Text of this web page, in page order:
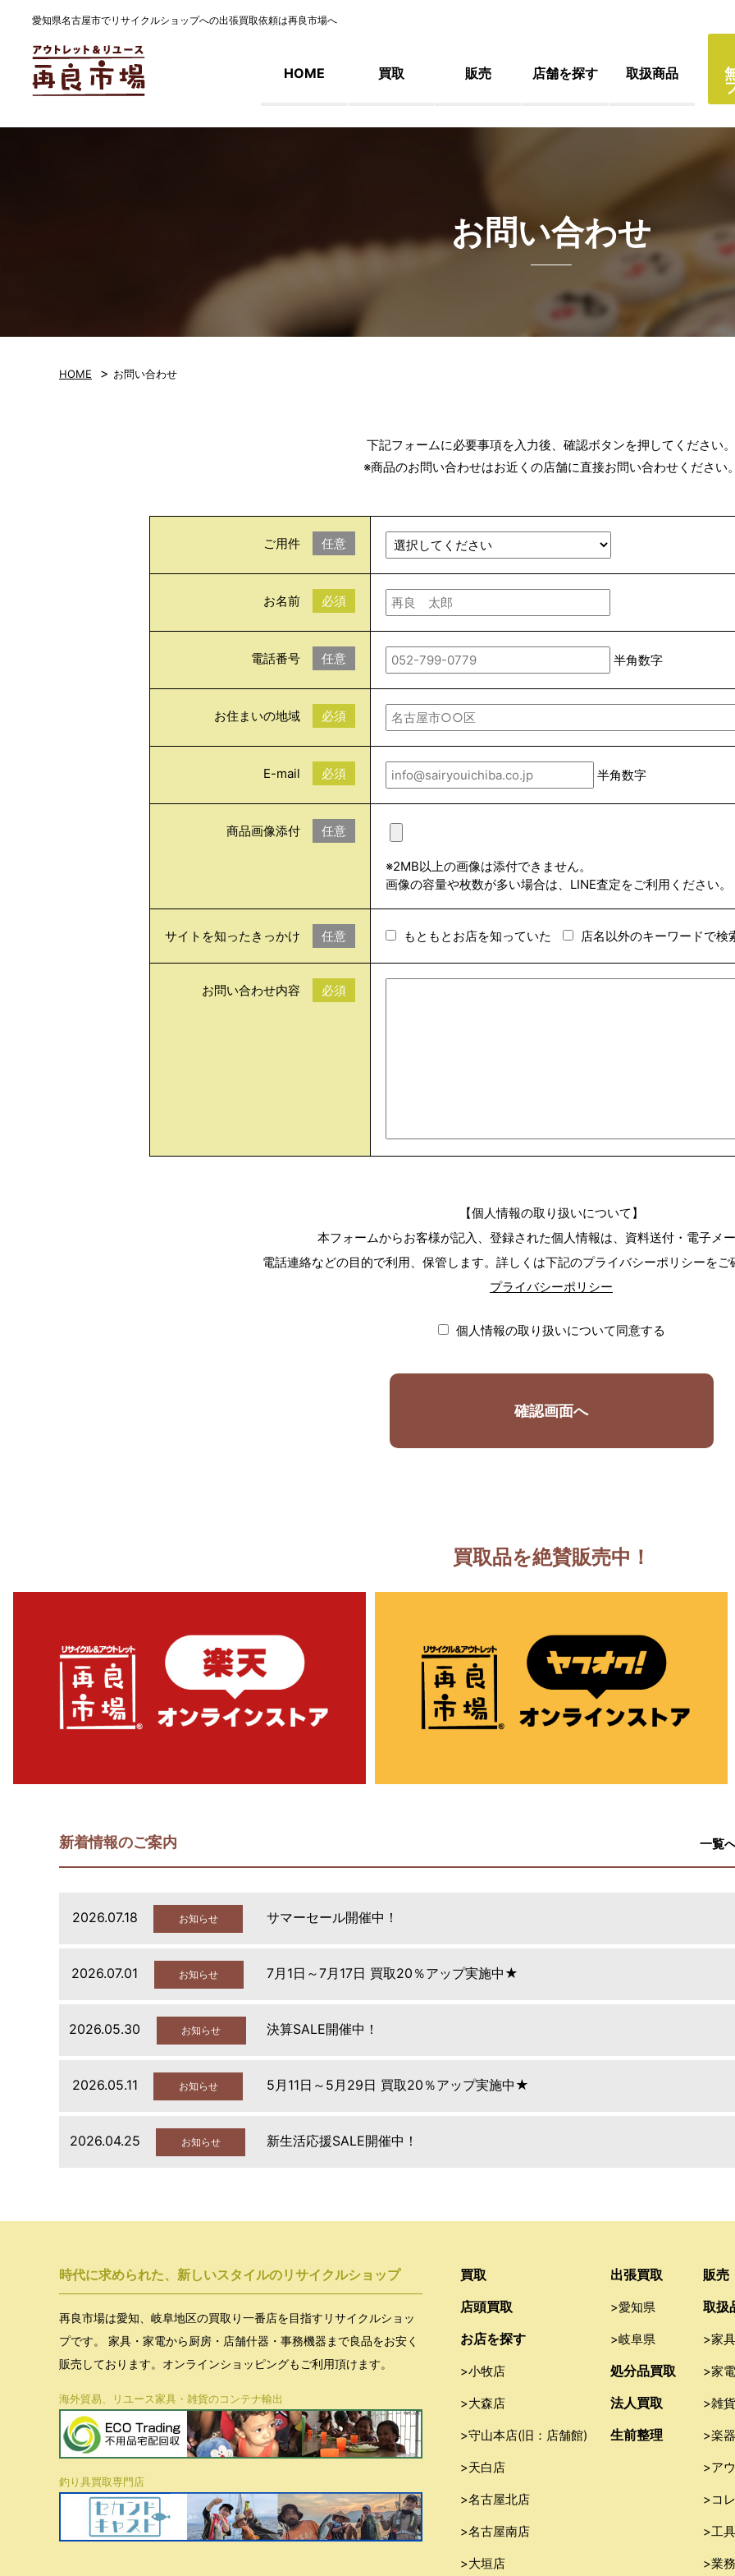
愛知県名古屋市でリサイクルショップへの出張買取依頼は再良市場へ
HOME 買取 販売 店舗を探す 取扱商品
お問い合わせ
HOME > お問い合わせ
下記フォームに必要事項を入力後、確認ボタンを押してください。
※商品のお問い合わせはお近くの店舗に直接お問い合わせください
ご用件 任意
お名前 必須
電話番号 任意 半角数字
お住まいの地域 必須
E-mail 必須 半角数字
商品画像添付 任意
※2MB以上の画像は添付できません。
画像の容量や枚数が多い場合は、LINE査定をご利用ください。
サイトを知ったきっかけ 任意 もともとお店を知っていた 店名以外のキーワードで検
お問い合わせ内容 必須
【個人情報の取り扱いについて】
本フォームからお客様が記入、登録された個人情報は、資料送付・電子メ
電話連絡などの目的で利用、保管します。詳しくは下記のプライバシーポリシーをご
プライバシーポリシー
個人情報の取り扱いについて同意する
買取品を絶賛販売中！
新着情報のご案内 一覧
2026.07.18 お知らせ サマーセール開催中！
2026.07.01 お知らせ 7月1日～7月17日 買取20％アップ実施中★
2026.05.30 お知らせ 決算SALE開催中！
2026.05.11 お知らせ 5月11日～5月29日 買取20％アップ実施中★
2026.04.25 お知らせ 新生活応援SALE開催中！
時代に求められた、新しいスタイルのリサイクルショップ
再良市場は愛知、岐阜地区の買取り一番店を目指すリサイクルショッ
プです。 家具・家電から厨房・店舗什器・事務機器まで良品をお安く
販売しております。オンラインショッピングもご利用頂けます。
海外貿易、リユース家具・雑貨のコンテナ輸出
釣り具買取専門店
買取
店頭買取
お店を探す
>小牧店
>大森店
>守山本店(旧：店舗館)
>天白店
>名古屋北店
>名古屋南店
>大垣店
出張買取
>愛知県
>岐阜県
処分品買取
法人買取
生前整理
販売
取扱
>家
>家
>雑
>楽器
>ア
>コ
>工
>業